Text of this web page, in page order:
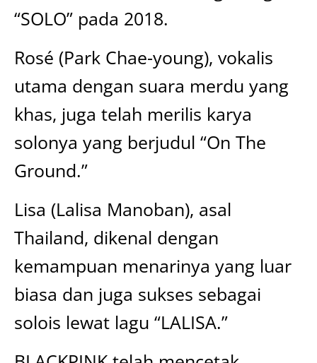
“SOLO” pada 2018.
Rosé (Park Chae-young), vokalis
utama dengan suara merdu yang
khas, juga telah merilis karya
solonya yang berjudul “On The
Ground.”
Lisa (Lalisa Manoban), asal
Thailand, dikenal dengan
kemampuan menarinya yang luar
biasa dan juga sukses sebagai
solois lewat lagu “LALISA.”